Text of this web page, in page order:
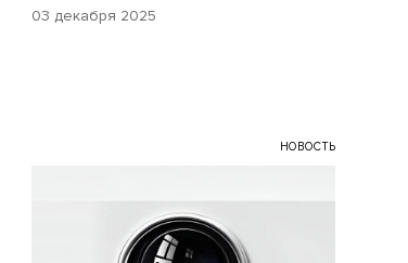
03 декабря 2025
НОВОСТЬ